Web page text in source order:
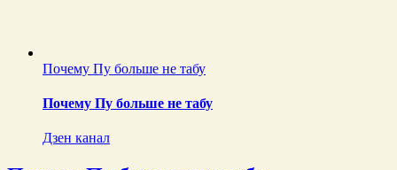
Почему Пу больше не табу
Почему Пу больше не табу
Дзен канал